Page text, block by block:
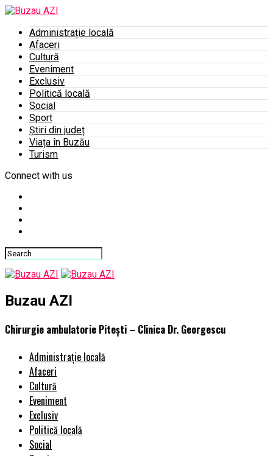
Administrație locală
Afaceri
Cultură
Eveniment
Exclusiv
Politică locală
Social
Sport
Știri din județ
Viața în Buzău
Turism
Connect with us
Buzau AZI
Chirurgie ambulatorie Pitești – Clinica Dr. Georgescu
Administrație locală
Afaceri
Cultură
Eveniment
Exclusiv
Politică locală
Social